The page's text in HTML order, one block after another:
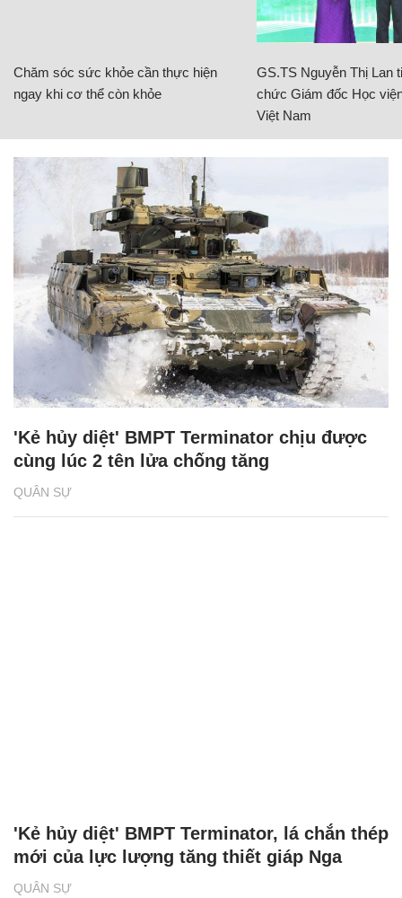
Chăm sóc sức khỏe cần thực hiện
ngay khi cơ thể còn khỏe
GS.TS Nguyễn Thị Lan
chức Giám đốc Học
Việt Nam
QUÂN SỰ
'Kẻ hủy diệt' BMPT Terminator chịu được
cùng lúc 2 tên lửa chống tăng
QUÂN SỰ
'Kẻ hủy diệt' BMPT Terminator, lá chắn thép
mới của lực lượng tăng thiết giáp Nga